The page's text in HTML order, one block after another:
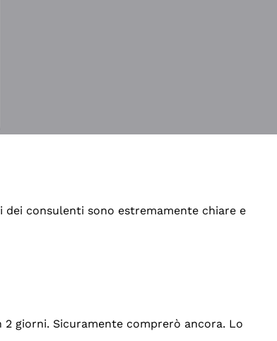
consulenti sono estremamente chiare e
giorni. Sicuramente comprerò ancora. Lo